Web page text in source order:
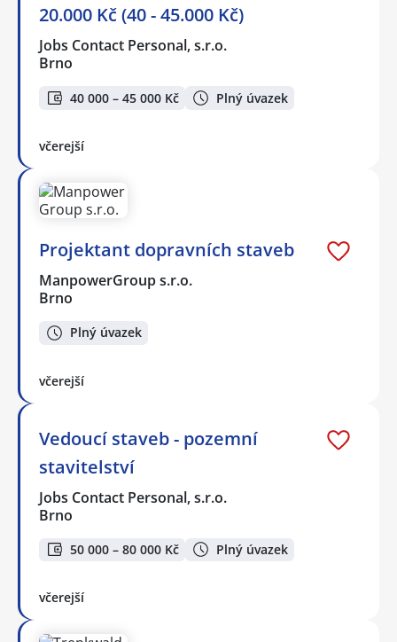
20.000 Kč (40 - 45.000 Kč)
Jobs Contact Personal, s.r.o.
Brno
40 000 – 45 000 Kč Plný úvazek
včerejší
Projektant dopravních staveb
ManpowerGroup s.r.o.
Brno
Plný úvazek
včerejší
Vedoucí staveb - pozemní
stavitelství
Jobs Contact Personal, s.r.o.
Brno
50 000 – 80 000 Kč Plný úvazek
včerejší